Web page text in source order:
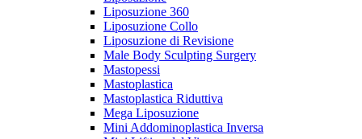
Liposuzione 360
Liposuzione Collo
Liposuzione di Revisione
Male Body Sculpting Surgery
Mastopessi
Mastoplastica
Mastoplastica Riduttiva
Mega Liposuzione
Mini Addominoplastica Inversa